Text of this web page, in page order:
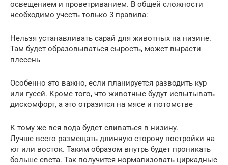
освещением и проветриванием. В общей сложности
необходимо учесть только 3 правила:
Нельзя устанавливать сарай для животных на низине.
Там будет образовываться сырость, может вырасти
плесень
Особенно это важно, если планируется разводить кур
или гусей. Кроме того, что животные будут испытывать
дискомфорт, а это отразится на мясе и потомстве
К тому же вся вода будет сливаться в низину.
Лучше всего размещать длинную сторону постройки на
юг или восток. Таким образом внутрь будет проникать
больше света. Так получится нормализовать циркадные